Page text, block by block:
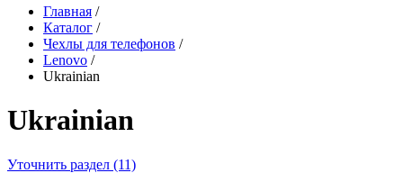
Главная /
Каталог /
Чехлы для телефонов /
Lenovo /
Ukrainian
Ukrainian
Уточнить раздел (11)